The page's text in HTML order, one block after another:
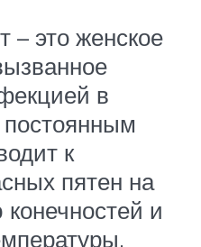
– это женское
в
к
пятен на
и